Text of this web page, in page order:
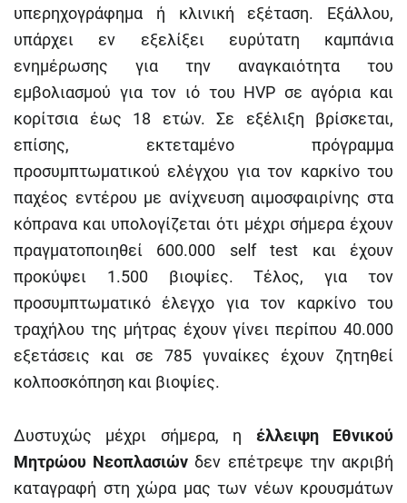
υπερηχογράφημα ή κλινική εξέταση. Εξάλλου,
υπάρχει εν εξελίξει ευρύτατη καμπάνια
ενημέρωσης για την αναγκαιότητα του
εμβολιασμού για τον ιό του HVP σε αγόρια και
κορίτσια έως 18 ετών. Σε εξέλιξη βρίσκεται,
επίσης, εκτεταμένο πρόγραμμα
προσυμπτωματικού ελέγχου για τον καρκίνο του
παχέος εντέρου με ανίχνευση αιμοσφαιρίνης στα
κόπρανα και υπολογίζεται ότι μέχρι σήμερα έχουν
πραγματοποιηθεί 600.000 self test και έχουν
προκύψει 1.500 βιοψίες. Τέλος, για τον
προσυμπτωματικό έλεγχο για τον καρκίνο του
τραχήλου της μήτρας έχουν γίνει περίπου 40.000
εξετάσεις και σε 785 γυναίκες έχουν ζητηθεί
κολποσκόπηση και βιοψίες.
Δυστυχώς μέχρι σήμερα, η έλλειψη Εθνικού
Μητρώου Νεοπλασιών δεν επέτρεψε την ακριβή
καταγραφή στη χώρα μας των νέων κρουσμάτων